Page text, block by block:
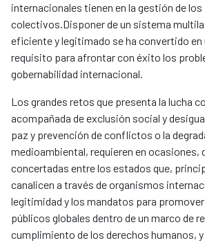
internacionales tienen en la gestión de
colectivos.Disponer de un sistema
eficiente y legitimado se ha convertido
requisito para afrontar con éxito los
gobernabilidad internacional.
Los grandes retos que presenta la lucha
acompañada de exclusión social y
paz y prevención de conflictos o la
medioambiental, requieren en ocasiones,
concertadas entre los estados que,
canalicen a través de organismos
legitimidad y los mandatos para
públicos globales dentro de un marco de
cumplimiento de los derechos humanos,